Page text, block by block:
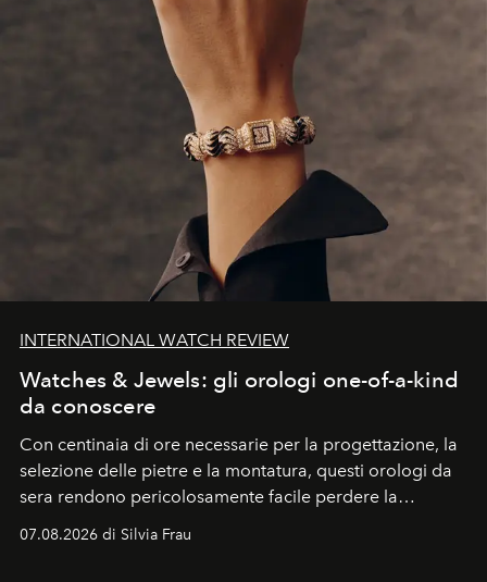
INTERNATIONAL WATCH REVIEW
Watches & Jewels: gli orologi one-of-a-kind
da conoscere
Con centinaia di ore necessarie per la progettazione, la
selezione delle pietre e la montatura, questi orologi da
sera rendono pericolosamente facile perdere la
07.08.2026 di Silvia Frau